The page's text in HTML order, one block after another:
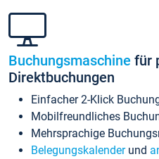
Buchungsmaschine für
Direktbuchungen
Einfacher 2-Klick
Mobilfreundliches
Mehrsprachige
Belegungskalenderund